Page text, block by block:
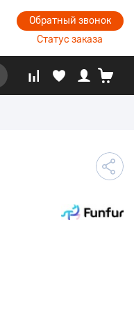
Обратный звонок
Статус заказа